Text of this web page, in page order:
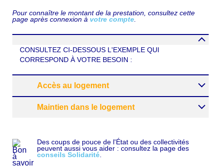
Pour connaître le montant de la prestation, consultez cette
page après connexion à votre compte
CONSULTEZ CI-DESSOUS L'EXEMPLE QUI
CORRESPOND À VOTRE BESOIN :
Accès au logement
Maintien dans le logement
Des coups de pouce de l'État ou des collectivités
peuvent aussi vous aider : consultez la page des
conseils Solidarité